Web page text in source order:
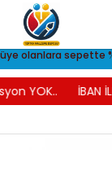
olanlara sepette
YOK.. İBAN